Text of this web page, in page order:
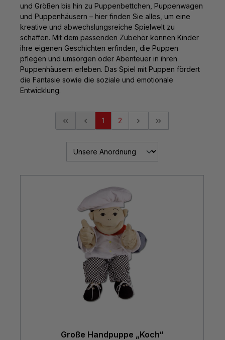
und Größen bis hin zu Puppenbettchen, Puppenwagen
und Puppenhäusern – hier finden Sie alles, um eine
kreative und abwechslungsreiche Spielwelt zu
schaffen. Mit dem passenden Zubehör können Kinder
ihre eigenen Geschichten erfinden, die Puppen
pflegen und umsorgen oder Abenteuer in ihren
Puppenhäusern erleben. Das Spiel mit Puppen fördert
die Fantasie sowie die soziale und emotionale
Entwicklung.
1 2
Große Handpuppe „Koch“